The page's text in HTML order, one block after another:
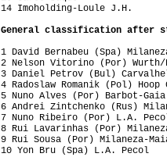
14 Imoholding-Loule
General classification after
1 David Bernabeu (Spa)
2 Nelson Vitorino (Por)
3 Daniel Petrov (Bul)
4 Radoslaw Romanik (Pol)
5 Nuno Alves (Por)
6 Andrei Zintchenko (Rus)
7 Nuno Ribeiro
8 Rui Lavarinhas
9 Rui Sousa (Por)
10 Yon Bru